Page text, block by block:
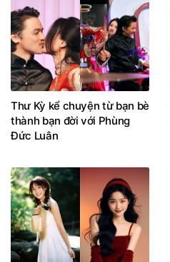
Thư Kỳ kể chuyện từ bạn bè
thành bạn đời với Phùng
Đức Luân